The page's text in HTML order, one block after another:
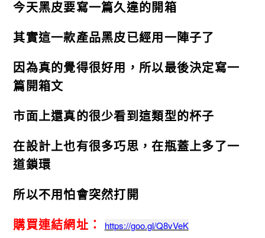
今天黑皮要寫一篇久違的開箱
其實這一款產品黑皮已經用一陣子了
因為真的覺得很好用，所以最後決定寫一
篇開箱文
市面上還真的很少看到這類型的杯子
在設計上也有很多巧思，在瓶蓋上多了一
道鎖環
所以不用怕會突然打開
購買連結網址： https://goo.gl/Q8vVeK